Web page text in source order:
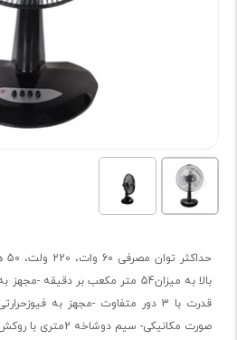
قدرت با 3 دور متفاوت -مجهز به
صورت مکانیکی- سیم